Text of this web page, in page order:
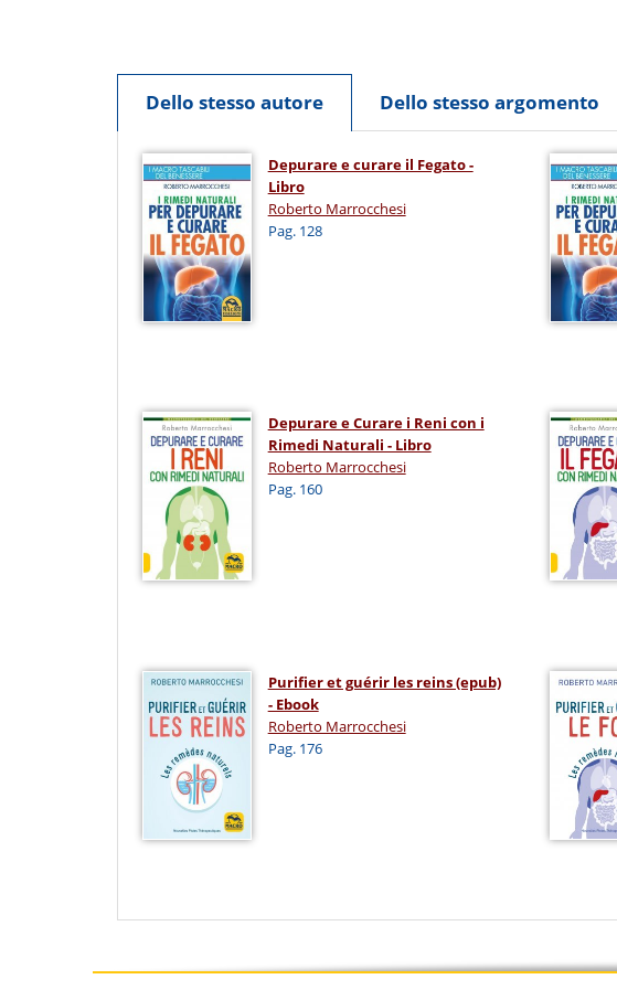
Dello stesso autore Dello stesso argomento
Depurare e curare il Fegato -
Libro
Roberto Marrocchesi
Pag. 128
Depurare e Curare i Reni con i
Rimedi Naturali - Libro
Roberto Marrocchesi
Pag. 160
Purifier et guérir les reins (epub)
- Ebook
Roberto Marrocchesi
Pag. 176